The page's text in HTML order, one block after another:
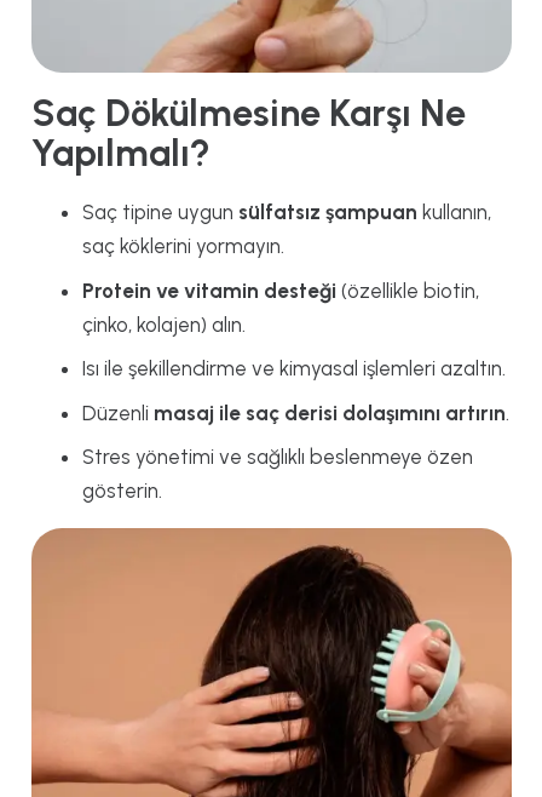
Saç Dökülmesine Karşı Ne
Yapılmalı?
Saç tipine uygun sülfatsız şampuan kullanın,
saç köklerini yormayın.
Protein ve vitamin desteği (özellikle biotin,
çinko, kolajen) alın.
Isı ile şekillendirme ve kimyasal işlemleri azaltın.
Düzenli masaj ile saç derisi dolaşımını artırın
Stres yönetimi ve sağlıklı beslenmeye özen
gösterin.